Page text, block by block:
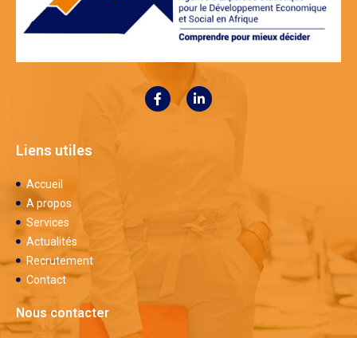
Liens utiles
Accueil
A propos
Services
Actualités
Recrutement
Contact
Nous contacter